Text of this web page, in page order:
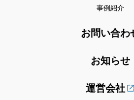
事例紹介
お問い合わ
お知らせ
運営会社